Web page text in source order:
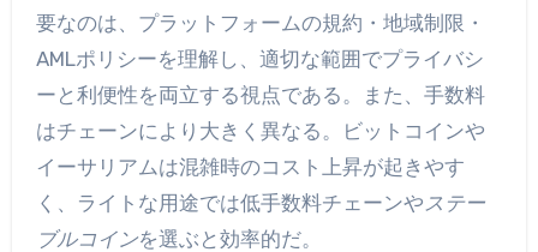
要なのは、プラットフォームの規約・地域制限・
AMLポリシーを理解し、適切な範囲でプライバシ
ーと利便性を両立する視点である。また、手数料
はチェーンにより大きく異なる。ビットコインや
イーサリアムは混雑時のコスト上昇が起きやす
く、ライトな用途では低手数料チェーンや ステー
ブルコインを選ぶと効率的だ。